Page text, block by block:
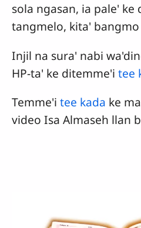
sola ngasan, ia pale' ke
tangmelo, kita'
Injil na sura' nabi
HP-ta' ke ditemme'i tee
Temme'i tee kada ke
video Isa Almaseh llan